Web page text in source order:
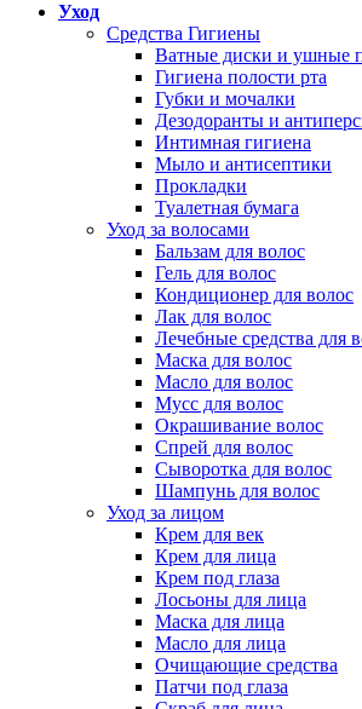
Уход
Средства Гигиены
Ватные диски и ушные
Гигиена полости рта
Губки и мочалки
Дезодоранты и
Интимная гигиена
Мыло и антисептики
Прокладки
Туалетная бумага
Уход за волосами
Бальзам для волос
Гель для волос
Кондиционер для волос
Лак для волос
Лечебные средства для
Маска для волос
Масло для волос
Мусс для волос
Окрашивание волос
Спрей для волос
Сыворотка для волос
Шампунь для волос
Уход за лицом
Крем для век
Крем для лица
Крем под глаза
Лосьоны для лица
Маска для лица
Масло для лица
Очищающие средства
Патчи под глаза